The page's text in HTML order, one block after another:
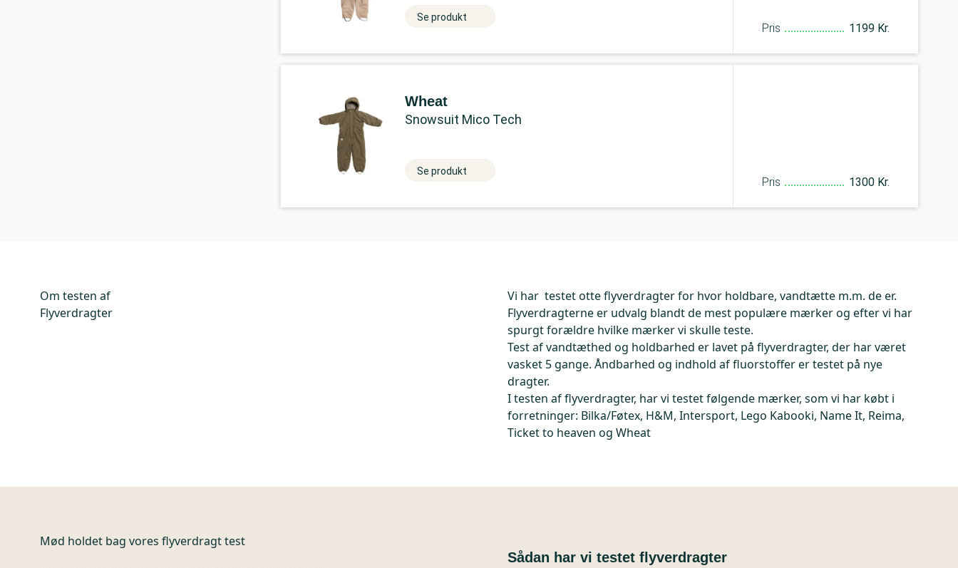
Se produkt
Pris 1199 Kr.
Wheat
Snowsuit Mico Tech
Se produkt
Pris 1300 Kr.
Om testen af
Flyverdragter
Vi har testet otte flyverdragter for hvor holdbare, vandtætte m.m. de er.
Flyverdragterne er udvalg blandt de mest populære mærker og efter vi har
spurgt forældre hvilke mærker vi skulle teste.
Test af vandtæthed og holdbarhed er lavet på flyverdragter, der har været
vasket 5 gange. Åndbarhed og indhold af fluorstoffer er testet på nye
dragter.
I testen af flyverdragter, har vi testet følgende mærker, som vi har købt i
forretninger: Bilka/Føtex, H&M, Intersport, Lego Kabooki, Name It, Reima,
Ticket to heaven og Wheat
Mød holdet bag vores flyverdragt test
Sådan har vi testet flyverdragter